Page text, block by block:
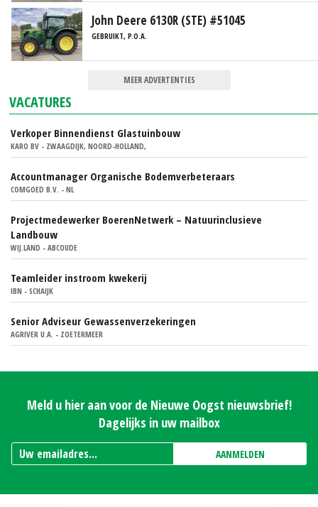
John Deere 6130R (STE) #51045
GEBRUIKT, P.O.A.
MEER ADVERTENTIES
VACATURES
Verkoper Binnendienst Glastuinbouw
KARO BV - ZWAAGDIJK, NOORD-HOLLAND,
Accountmanager Organische Bodemverbeteraars
COMGOED B.V. - NL
Projectmedewerker BoerenNetwerk – Natuurinclusieve
Landbouw
WIJ.LAND - ABCOUDE
Teamleider instroom kwekerij
IBN - SCHAIJK
Senior Adviseur Gewassenverzekeringen
AGRIVER U.A. - ZOETERMEER
Meld u hier aan voor de Nieuwe Oogst nieuwsbrief!
Dagelijks in uw mailbox
AANMELDEN